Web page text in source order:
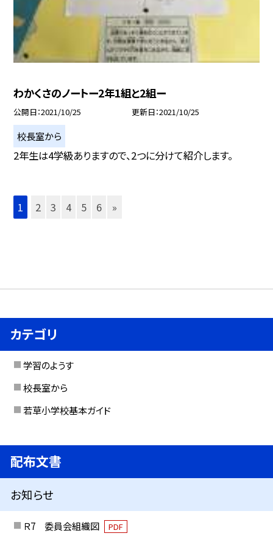
わかくさのノートー2年1組と2組ー
公開日 2021/10/25 更新日 2021/10/25
校長室から
2年生は4学級ありますので、2つに分けて紹介します。
1 2 3 4 5 6 »
カテゴリ
学習のようす
校長室から
若草小学校基本ガイド
配布文書
お知らせ
Ｒ7 委員会組織図 PDF